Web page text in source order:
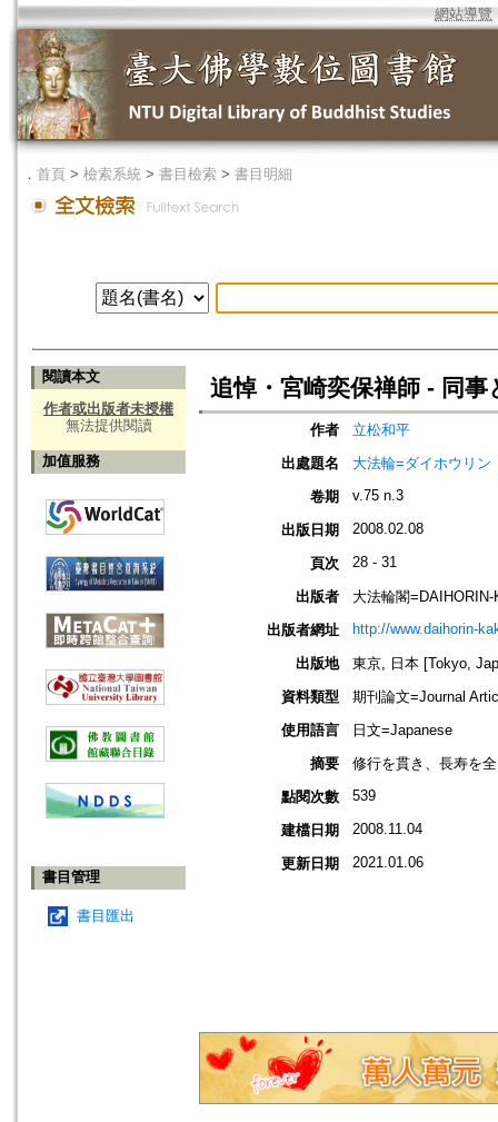
網站導覽
． 首頁 > 檢索系統 > 書目檢索 > 書目明細
閱讀本文
作者或出版者未授權
無法提供閱讀
加值服務
書目管理
書目匯出
追悼・宮崎奕保禅師 - 同
作者
立松和平
出處題名
大法輪=ダイホウリン
卷期
v.75 n.3
出版日期 2008.02.08
頁次 28 - 31
出版者
大法輪閣=DAIHORIN-
出版者網址
http://www.daihorin-
出版地
東京, 日本 [Tokyo,
資料類型
期刊論文=Journal
使用語言
日文=Japanese
摘要
修行を貫き、長寿を
點閱次數
539
建檔日期 2008.11.04
更新日期 2021.01.06